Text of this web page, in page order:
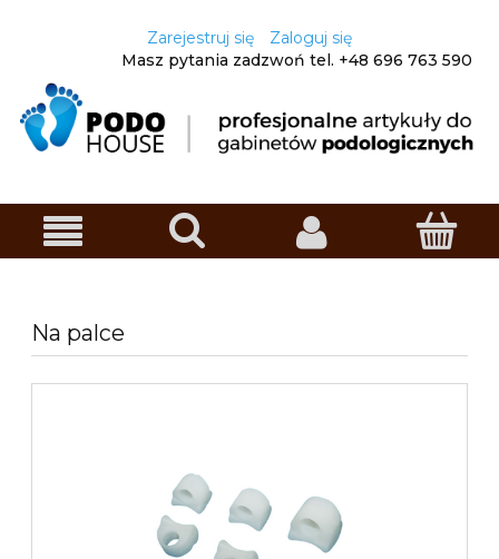
Zarejestruj się
Zaloguj się
Masz pytania zadzwoń tel. +48 696 763 590
Na palce